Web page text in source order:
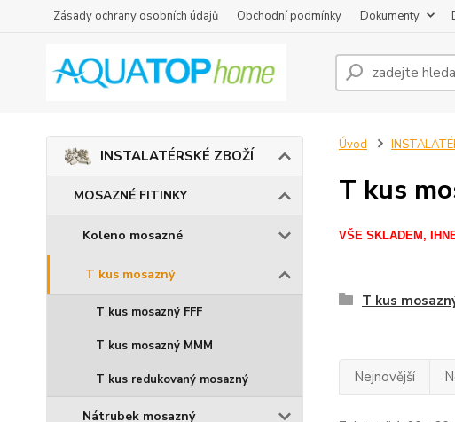
Zásady ochrany osobních údajů Obchodní podmínky Dokumenty
INSTALATÉRSKÉ ZBOŽÍ
MOSAZNÉ FITINKY
Koleno mosazné
T kus mosazný
T kus mosazný FFF
T kus mosazný MMM
T kus redukovaný mosazný
Nátrubek mosazný
Úvod
T kus
VŠE SKLADEM,
T kus
Nejnovější